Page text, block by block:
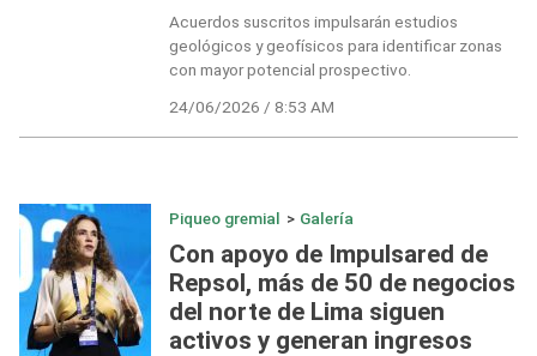
Acuerdos suscritos impulsarán estudios
geológicos y geofísicos para identificar zonas
con mayor potencial prospectivo.
24/06/2026 / 8:53 AM
Piqueo gremial > Galería
Con apoyo de Impulsared de
Repsol, más de 50 de negocios
del norte de Lima siguen
activos y generan ingresos